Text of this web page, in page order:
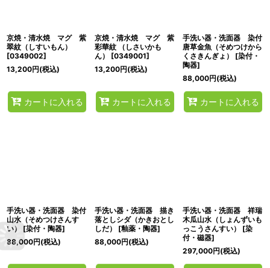
京焼・清水焼 マグ 紫
翠紋（しすいもん）
[0349002]
13,200円(税込)
カートに入れる
京焼・清水焼 マグ 紫
彩華紋 （しさいかも
ん）
[0349001]
13,200円(税込)
カートに入れる
手洗い器・洗面器 染付
唐草金魚（そめつけから
くさきんぎょ）
[染付・
陶器]
88,000円(税込)
カートに入れる
手洗い器・洗面器 染付
山水（そめつけさんす
い）
[染付・陶器]
88,000円(税込)
手洗い器・洗面器 描き
落としシダ（かきおとし
しだ）
[釉薬・陶器]
88,000円(税込)
手洗い器・洗面器 祥瑞
木瓜山水（しょんずいも
っこうさんすい）
[染
付・磁器]
297,000円(税込)